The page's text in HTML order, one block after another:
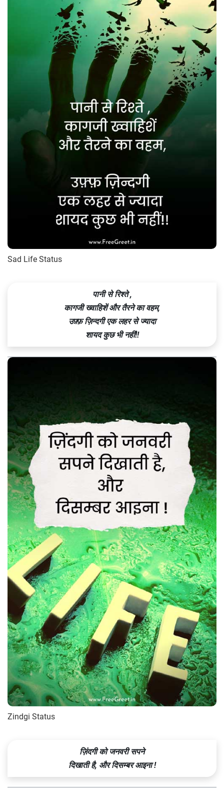
Sad Life Status
पानी से रिश्ते ,
कागजी ख्वाहिशें और तैरने का वहम,
उफ़्फ़ ज़िन्दगी एक लहर से ज्यादा
शायद कुछ भी नहीं!!
Zindgi Status
ज़िंदगी को जनवरी सपने
दिखाती है, और दिसम्बर आइना !